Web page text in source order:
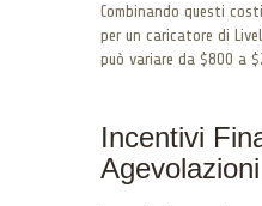
Combinando questi
per un caricatore di
può variare da $800 a
Incentivi
Agevolazioni